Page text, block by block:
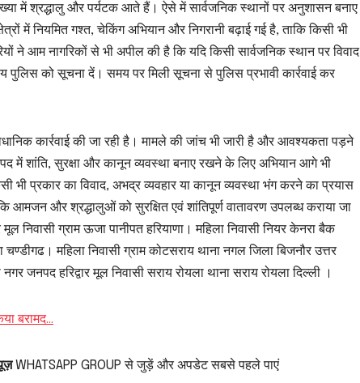
संख्या में श्रद्धालु और पर्यटक आते हैं। ऐसे में सार्वजनिक स्थानों पर अनुशासन बनाए
में नियमित गश्त, चेकिंग अभियान और निगरानी बढ़ाई गई है, ताकि किसी भी
ने आम नागरिकों से भी अपील की है कि यदि किसी सार्वजनिक स्थान पर विवाद
पुलिस को सूचना दें। समय पर मिली सूचना से पुलिस प्रभावी कार्रवाई कर
कार्रवाई की जा रही है। मामले की जांच भी जारी है और आवश्यकता पड़ने
में शांति, सुरक्षा और कानून व्यवस्था बनाए रखने के लिए अभियान आगे भी
भी प्रकार का विवाद, अभद्र व्यवहार या कानून व्यवस्था भंग करने का प्रयास
आमजन और श्रद्धालुओं को सुरक्षित एवं शांतिपूर्ण वातावरण उपलब्ध कराया जा
निवासी ग्राम ऊजा पानीपत हरियाणा। महिला निवासी नियर केनरा बैक
महिला निवासी ग्राम कोटसराय थाना नगल जिला बिजनौर उत्तर
जनपद हरिद्वार मूल निवासी सराय रोयला थाना सराय रोयला दिल्ली ।
बरामद…
WHATSAPP GROUP से जुड़ें और अपडेट सबसे पहले पाएं